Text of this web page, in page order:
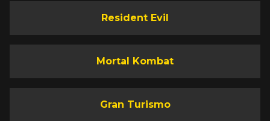
Resident Evil
Mortal Kombat
Gran Turismo